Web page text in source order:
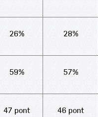
26% 28%
59% 57%
47 pont 46 pont